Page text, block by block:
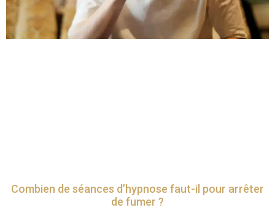
Combien de séances d’hypnose faut-il pour arrêter
de fumer ?